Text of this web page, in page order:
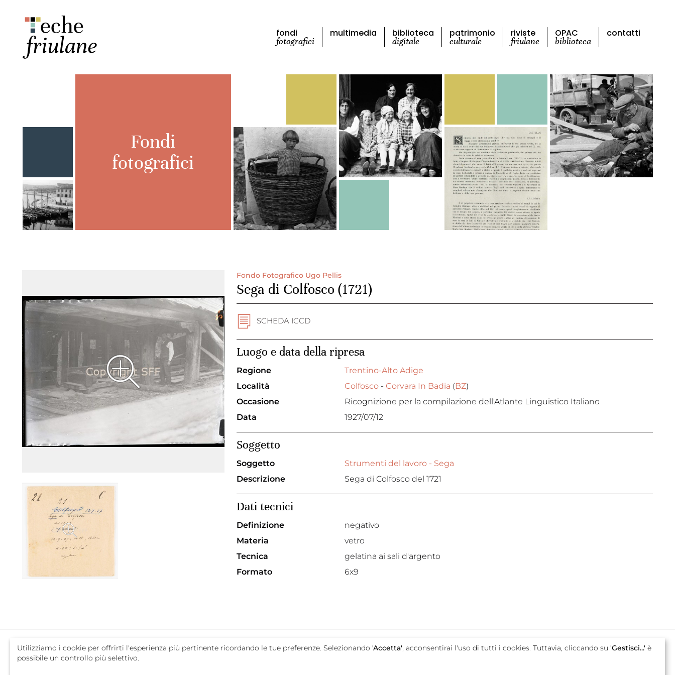
fondi
fotografici
multimedia biblioteca
digitale
patrimonio
culturale
riviste
friulane
OPAC
biblioteca
contatti
Fondi
fotografici
Fondo Fotografico Ugo Pellis
Sega di Colfosco (1721)
SCHEDA ICCD
Luogo e data della ripresa
Regione
Trentino-Alto Adige
Località
Colfosco- Corvara In Badia (BZ)
Occasione
Ricognizione per la compilazione dell'Atlante Linguistico Italiano
Data
1927/07/12
Soggetto
Soggetto
Strumenti del lavoro - Sega
Descrizione
Sega di Colfosco del 1721
Dati tecnici
Definizione
negativo
Materia
vetro
Tecnica
gelatina ai sali d'argento
Formato
6x9
Utilizziamo i cookie per offrirti l'esperienza più pertinente ricordando le tue preferenze. Selezionando 'Accetta', acconsentirai l'uso di tutti i cookies. Tuttavia, cliccando su 'Gestisci...' è
possibile un controllo più selettivo.